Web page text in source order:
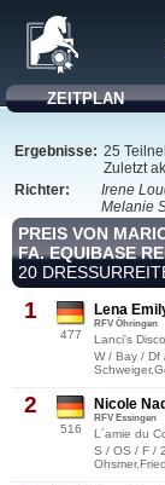
ZEITPLAN
Ergebnisse: 25
Zuletzt
Richter:
Irene
Melanie
PREIS VON
FA. EQUIBASE
20
1
477
Lena
RFV Öhringen
Lanci's
W / Bay / Df
2
516
Nicole
RFV Essingen
L´amie du
S / OS / F /